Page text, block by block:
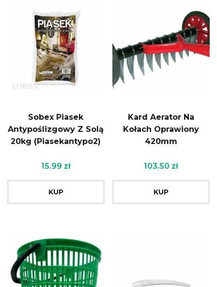
Sobex Piasek
Antypoślizgowy Z Solą
20kg (Piasekantypo2)
15.99 zł
KUP
Kard Aerator Na
Kołach Oprawiony
420mm
103.50 zł
KUP